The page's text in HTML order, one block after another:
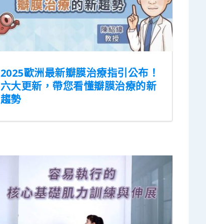
2025歐洲最新瓣膜治療指引公布！
六大更新，帶您看懂瓣膜治療的新
趨勢